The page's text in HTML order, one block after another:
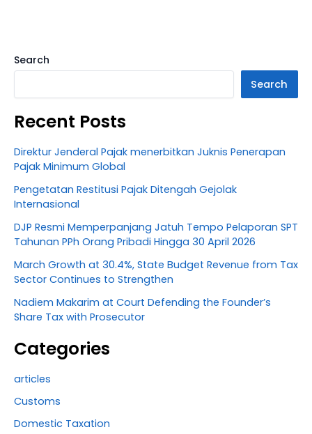
Search
Search
Recent Posts
Direktur Jenderal Pajak menerbitkan Juknis Penerapan
Pajak Minimum Global
Pengetatan Restitusi Pajak Ditengah Gejolak
Internasional
DJP Resmi Memperpanjang Jatuh Tempo Pelaporan SPT
Tahunan PPh Orang Pribadi Hingga 30 April 2026
March Growth at 30.4%, State Budget Revenue from Tax
Sector Continues to Strengthen
Nadiem Makarim at Court Defending the Founder’s
Share Tax with Prosecutor
Categories
articles
Customs
Domestic Taxation